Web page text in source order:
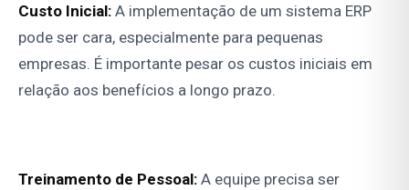
Custo Inicial: A implementação de um sistema ERP
pode ser cara, especialmente para pequenas
empresas. É importante pesar os custos iniciais em
relação aos benefícios a longo prazo.
Treinamento de Pessoal: A equipe precisa ser